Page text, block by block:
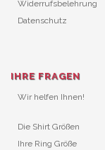
Widerrufsbelehrung
Datenschutz
IHRE FRAGEN
Wir helfen Ihnen!
Die Shirt Größen
Ihre Ring Größe